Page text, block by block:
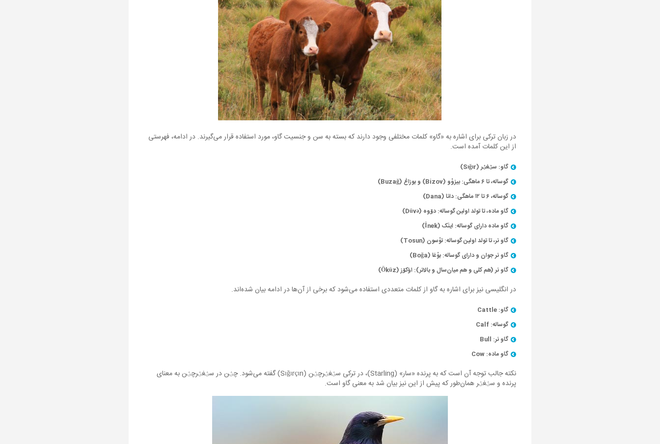
‏در زبان ترکی برای اشاره به «گاو» کلمات مختلفی وجود دارند که بسته به سن و جنسیت گاو، مورد استفاده قرار می‌گیرند. در ادامه، فهرستی
از این کلمات آمده است.
گاو: سؽغؽر (Sığır)
گوساله، تا ۶ ماهگی: بیزوْو (Bizov) و بوزاغ (Buzağ)
گوساله، ۶ تا ۱۲ ماهگی: دانا (Dana)
گاو ماده، تا تولد اولین گوساله: دۆوه (Düvə)
گاو ماده دارای گوساله: اینَک (İnek)
گاو نر، تا تولد اولین گوساله: توْسون (Tosun)
گاو نر جوان و دارای گوساله: بوْغا (Boğa)
گاو نر (هم کلی و هم میان‌سال و بالاتر): اؤکۆز (Öküz)
در انگلیسی نیز برای اشاره به گاو از کلمات متعددی استفاده می‌شود که برخی از آن‌ها در ادامه بیان شده‌اند.
گاو: Cattle
گوساله: Calf
گاو نر: Bull
گاو ماده: Cow
نکته جالب توجه آن است که به پرنده «سار» (Starling)، در ترکی سؽغؽرچؽن (Sığırçın) گفته می‌شود. چؽن در سؽغؽرچؽن به معنای
پرنده و سؽغؽر همان‌طور که پیش از این نیز بیان شد به معنی گاو است.